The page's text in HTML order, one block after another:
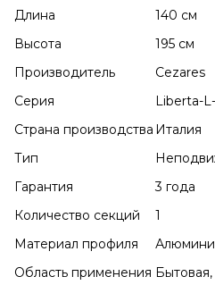
Длина
140 см
Высота
195 см
Производитель
Cezares
Серия
Liberta-L-
Страна производства Италия
Тип
Гарантия
3 года
Количество секций
1
Материал профиля
Область применения